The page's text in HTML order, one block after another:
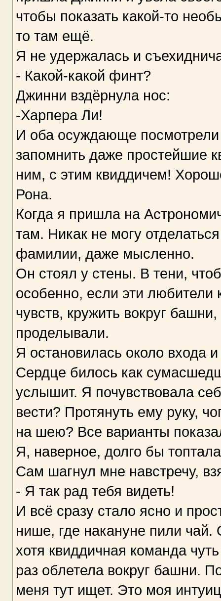
чтобы показать какой-то
то там ещё.
Я не удержалась и
- Какой-какой финт?
Джинни вздёрнула нос:
-Харпера Ли!
И оба осуждающе посмотрели
запомнить даже простейшие
ним, с этим квиддичем!
Рона.
Когда я пришла на
там. Никак не могу
фамилии, даже мысленно.
Он стоял у стены. В тени,
особенно, если эти любители
чувств, кружить вокруг
проделывали.
Я остановилась около входа
Сердце билось как
услышит. Я почувствовала
вести? Протянуть ему руку,
на шею? Все варианты
Я, наверное, долго бы
Сам шагнул мне навстречу,
- Я так рад тебя видеть!
И всё сразу стало ясно и
нише, где накануне пили чай.
хотя квиддичная команда
раз облетела вокруг башни.
меня тут ищет. Это моя